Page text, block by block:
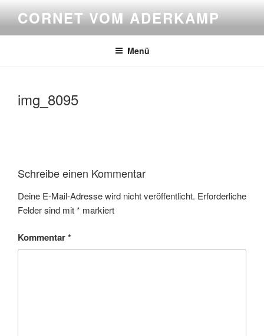
Inhalt
springen
CORNET VOM ADERKAMP
Menü
img_8095
Schreibe einen Kommentar
Deine E-Mail-Adresse wird nicht veröffentlicht. Erforderliche
Felder sind mit* markiert
Kommentar*